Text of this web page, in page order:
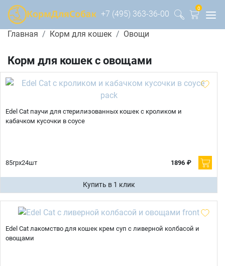
+7 (495) 363-36-00
0
Главная Корм для кошек Овощи
Корм для кошек с овощами
Edel Cat паучи для стерилизованных кошек с кроликом и
кабачком кусочки в соусе
85грх24шт 1896 ₽
Купить в 1 клик
Edel Cat лакомство для кошек крем суп с ливерной колбасой и
овощами